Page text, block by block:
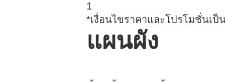
1
*เงื่อนไขราคาและโปรโมชั่นเ
แผนผัง